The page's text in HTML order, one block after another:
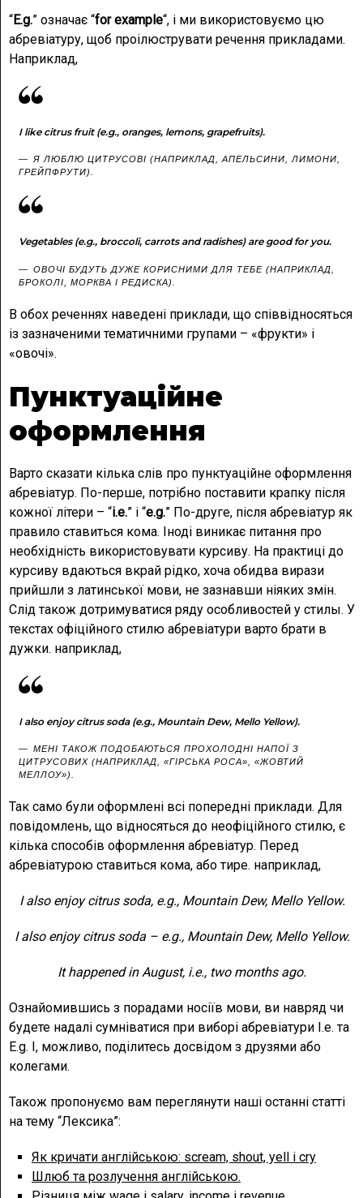
“E.g.” означає “for example“, і ми використовуємо цю
абревіатуру, щоб проілюструвати речення прикладами.
Наприклад,
I like citrus fruit (e.g., oranges, lemons, grapefruits).
Я ЛЮБЛЮ ЦИТРУСОВІ (НАПРИКЛАД, АПЕЛЬСИНИ, ЛИМОНИ,
ГРЕЙПФРУТИ).
Vegetables (e.g., broccoli, carrots and radishes) are good for you.
ОВОЧІ БУДУТЬ ДУЖЕ КОРИСНИМИ ДЛЯ ТЕБЕ (НАПРИКЛАД,
БРОКОЛІ, МОРКВА І РЕДИСКА).
В обох реченнях наведені приклади, що співвідносяться
із зазначеними тематичними групами – «фрукти» і
«овочі».
Пунктуаційне
оформлення
Варто сказати кілька слів про пунктуаційне оформлення
абревіатур. По-перше, потрібно поставити крапку після
кожної літери – “i.e.” і “e.g.” По-друге, після абревіатур як
правило ставиться кома. Іноді виникає питання про
необхідність використовувати курсиву. На практиці до
курсиву вдаються вкрай рідко, хоча обидва вирази
прийшли з латинської мови, не зазнавши ніяких змін.
Слід також дотримуватися ряду особливостей у стилы. У
текстах офіційного стилю абревіатури варто брати в
дужки. наприклад,
I also enjoy citrus soda (e.g., Mountain Dew, Mello Yellow).
МЕНІ ТАКОЖ ПОДОБАЮТЬСЯ ПРОХОЛОДНІ НАПОЇ З
ЦИТРУСОВИХ (НАПРИКЛАД, «ГІРСЬКА РОСА», «ЖОВТИЙ
МЕЛЛОУ»).
Так само були оформлені всі попередні приклади. Для
повідомлень, що відносяться до неофіційного стилю, є
кілька способів оформлення абревіатур. Перед
абревіатурою ставиться кома, або тире. наприклад,
I also enjoy citrus soda, e.g., Mountain Dew, Mello Yellow.
I also enjoy citrus soda – e.g., Mountain Dew, Mello Yellow.
It happened in August, i.e., two months ago.
Ознайомившись з порадами носіїв мови, ви навряд чи
будете надалі сумніватися при виборі абревіатури I.e. та
E.g. І, можливо, поділитесь досвідом з друзями або
колегами.
Також пропонуємо вам переглянути наші останні статті
на тему “Лексика”:
Як кричати англійською: scream, shout, yell і cry
Шлюб та розлучення англійською.